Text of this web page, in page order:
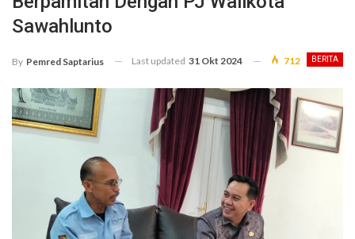
Sawahlunto
BERITA
By Pemred Saptarius Last updated 31 Okt 2024 712